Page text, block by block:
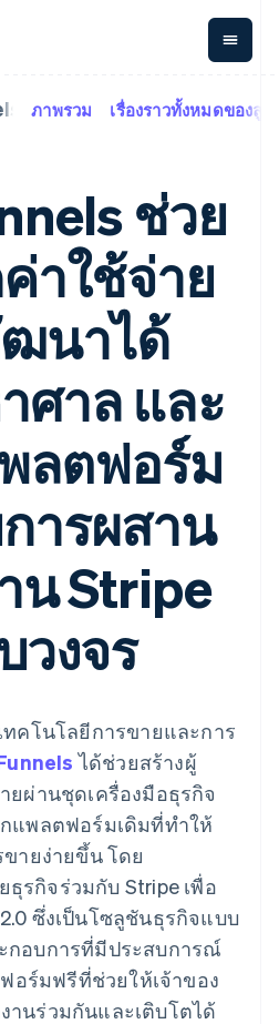
รับ
แผนล่วง
เรียกเก็บ
ตามการ
าน
ชำระเงิน
รอบบิล
จัดการ
มรอบบิล
เดียวหรือ
งหน้า
าษีการ
โนมัติ
บ
นมัติ
บัญชี
งานที่
ล
การ
Global
Payouts
เบิกจ่าย
ให้กับ
บุคคลที่
สาม
แพลตฟ
ช้งาน
บใช้เอเจนต์
ซ
งการเงินที่ผสาน
นอัตโนมัติด้าน
เงินในแอป
พลส
ร์ม
ร การเดินทาง
าการ
ย
ามบันเทิง
แสวงผลกำไร
พาะทาง
ปลีก
ศ
Marketplace
ระกอบ
ะ SDK
ระเงินออนไลน์
ตฟอร์มหรือ
รชำระเงินตาม
น
มีสเตเบิลคอยน์
และจัดการ
ยเอเจนต์
ต่อการทำงาน
ค้ด
งนักพัฒนา
นุน
นับสนุน
ารสนับสนุนที่ได้
พาะทาง
ผลิตภัณฑ์
มประจำปีแบบ
งาน
ขาย
พาร์ทเนอร์
ภาพรวม เรื่องราวทั้งหมดของลูก
ช่วย
าใช้จ่าย
นาได้
ศาล และ
ลตฟอร์ม
ารผสาน
น Stripe
วงจร
คโนโลยีการขายและการ
ได้ช่วยสร้างผู้
ยผ่านชุดเครื่องมือธุรกิจ
แพลตฟอร์มเดิมที่ทำให้
ายง่ายขึ้น โดย
ธุรกิจร่วมกับ Stripe เพื่อ
ซึ่งเป็นโซลูชันธุรกิจแบบ
กอบการที่มีประสบการณ์
อร์มฟรีที่ช่วยให้เจ้าของ
านร่วมกันและเติบโตได้